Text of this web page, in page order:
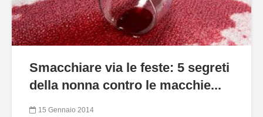
Smacchiare via le feste: 5 segreti
della nonna contro le macchie...
15 Gennaio 2014